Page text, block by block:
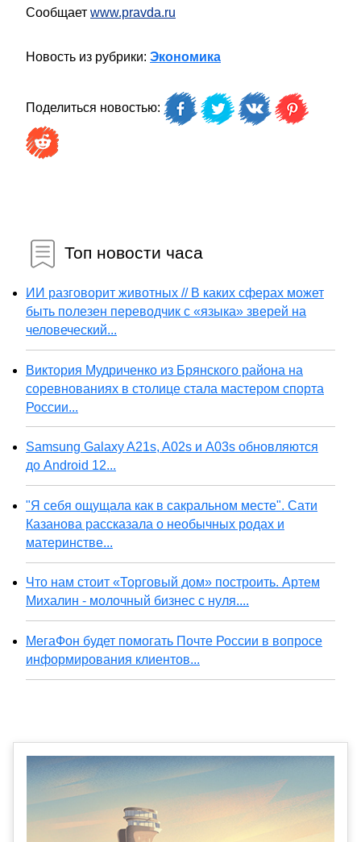
Сообщает www.pravda.ru
Новость из рубрики: Экономика
Поделиться новостью:
Топ новости часа
ИИ разговорит животных // В каких сферах может
быть полезен переводчик с «языка» зверей на
человеческий...
Виктория Мудриченко из Брянского района на
соревнованиях в столице стала мастером спорта
России...
Samsung Galaxy A21s, A02s и A03s обновляются
до Android 12...
"Я себя ощущала как в сакральном месте". Сати
Казанова рассказала о необычных родах и
материнстве...
Что нам стоит «Торговый дом» построить. Артем
Михалин - молочный бизнес с нуля....
МегаФон будет помогать Почте России в вопросе
информирования клиентов...